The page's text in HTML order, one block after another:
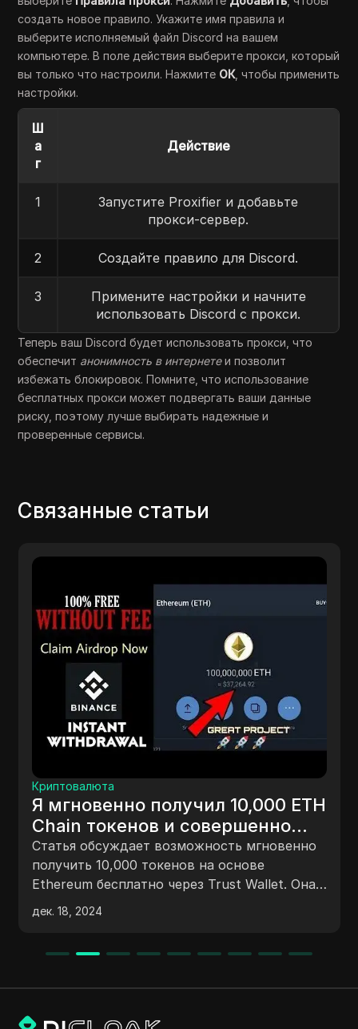
создать новое правило. Укажите имя правила и
выберите исполняемый файл Discord на вашем
компьютере. В поле действия выберите прокси, который
вы только что настроили. Нажмите ОК, чтобы применить
настройки.
Ш
а
г
Действие
1
Запустите Proxifier и добавьте
прокси-сервер.
2 Создайте правило для Discord.
3
Примените настройки и начните
использовать Discord с прокси.
Теперь ваш Discord будет использовать прокси, что
обеспечит анонимность в интернетеи позволит
избежать блокировок. Помните, что использование
бесплатных прокси может подвергать ваши данные
риску, поэтому лучше выбирать надежные и
проверенные сервисы.
Связанные статьи
Криптовалюта
Я мгновенно получил 10,000 ETH
Chain токенов и совершенно
бесплатно | Никаких
инвестиций | Trust Wallet
Статья обсуждает возможность мгновенно
получить 10,000 токенов на основе
Ethereum бесплатно через Trust Wallet. Она
охватывает текущий рынок криптовалют,
особенно волатильность Terra Luna, и
читателей оставаться в курсе, чтобы
дек. 18, 2024